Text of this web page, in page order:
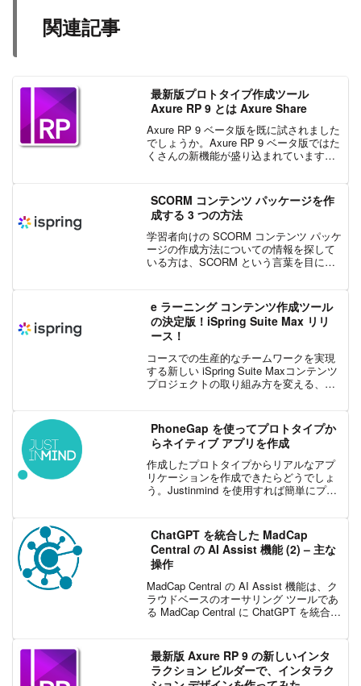
関連記事
最新版プロトタイプ作成ツール
Axure RP 9 とは Axure Share
Axure RP 9 ベータ版を既に試されました
でしょうか。Axure RP 9 ベータ版ではた
くさんの新機能が盛り込まれています。
こと目標としてい...
SCORM コンテンツ パッケージを作
成する 3 つの方法
学習者向けの SCORM コンテンツ パッケ
ージの作成方法についての情報を探して
いる方は、SCORM という言葉を目にし
Model ...
e ラーニング コンテンツ作成ツール
の決定版！iSpring Suite Max リリ
ース！
コースでの生産的なチームワークを実現
する新しい iSpring Suite Maxコンテンツ
プロジェクトの取り組み方を変える、新
が先日リリー...
PhoneGap を使ってプロトタイプか
らネイティブ アプリを作成
作成したプロトタイプからリアルなアプ
リケーションを作成できたらどうでしょ
う。Justinmind を使用すれば簡単にプロ
Justinmind が提供する Adobe Phon...
ChatGPT を統合した MadCap
Central の AI Assist 機能 (2) – 主な
操作
MadCap Central の AI Assist 機能は、ク
ラウドベースのオーサリング ツールであ
る MadCap Central に ChatGPT を統合し
...
最新版 Axure RP 9 の新しいインタ
ラクション ビルダーで、インタラク